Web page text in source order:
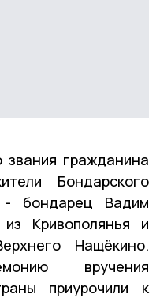
звания гражданина
Бондарского
- бондарец Вадим
Кривополянья и
Нащёкино.
вручения
приурочили к